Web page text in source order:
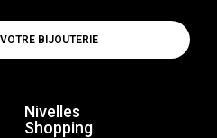
BIJOUTERIE
Nivelles
Shopping